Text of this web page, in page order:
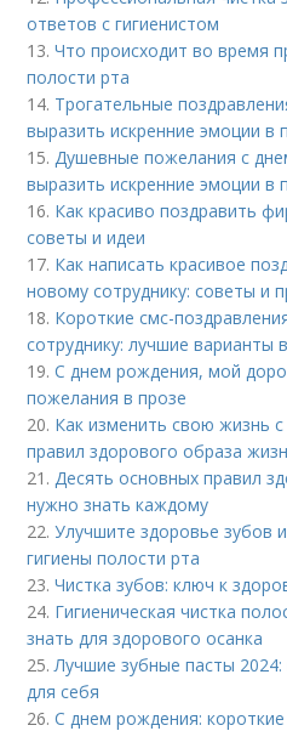
ответов с гигиенистом
13.Что происходит во время
полости рта
14. Трогательные
выразить искренние эмоции в
15.Душевные пожелания с
выразить искренние эмоции в
16. Как красиво поздравить
советы и идеи
17. Как написать красивое
новому сотруднику: советы и
18. Короткие смс-
сотруднику: лучшие варианты
19.С днем рождения, мой
пожелания в прозе
20. Как изменить свою жизнь
правил здорового образа
21.Десять основных правил
нужно знать каждому
22.Улучшите здоровье зубов
гигиены полости рта
23.Чистка зубов: ключ к
24. Гигиеническая чистка
знать для здорового осанка
25.Лучшие зубные пасты
для себя
26.С днем рождения: